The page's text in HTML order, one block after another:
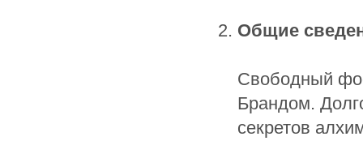
Общие
Свободный
Брандом.
секретов